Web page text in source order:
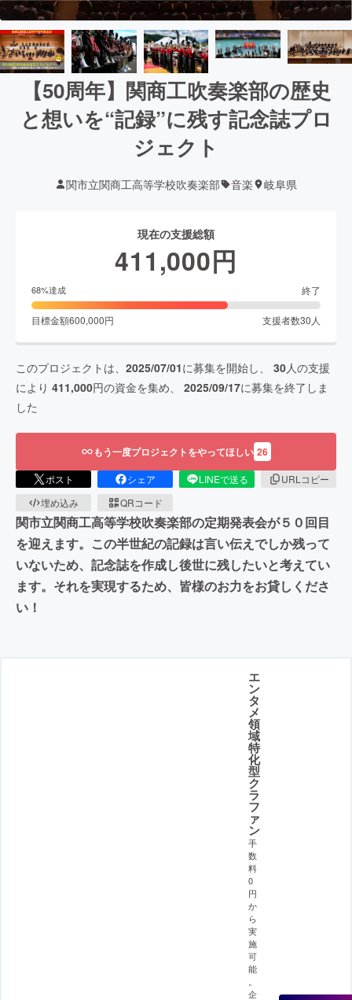
【50周年】関商工吹奏楽部の歴史
と想いを“記録”に残す記念誌プロ
ジェクト
関市立関商工高等学校吹奏楽部 音楽 岐阜県
現在の支援総額
411,000円
68%達成 終了
目標金額600,000円 支援者数30 人
このプロジェクトは、 2025/07/01に募集を開始し、 30人の支援
により 411,000円の資金を集め、 2025/09/17に募集を終了しま
した
もう一度プロジェクトをやってほしい 26
ポスト シェア LINEで送る
URLコピー
埋め込み
QRコード
関市立関商工高等学校吹奏楽部の定期発表会が５０回目
を迎えます。この半世紀の記録は言い伝えでしか残って
いないため、記念誌を作成し後世に残したいと考えてい
ます。それを実現するため、皆様のお力をお貸しくださ
い！
エ
ン
タ
メ
領
域
特
化
型
ク
ラ
フ
ァ
ン
手
数
料
0
円
か
ら
実
施
可
能
企